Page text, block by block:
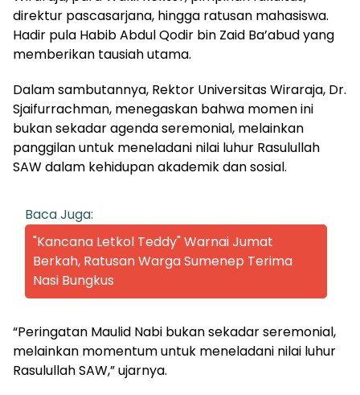
direktur pascasarjana, hingga ratusan mahasiswa.
Hadir pula Habib Abdul Qodir bin Zaid Ba’abud yang
memberikan tausiah utama.
Dalam sambutannya, Rektor Universitas Wiraraja, Dr.
Sjaifurrachman, menegaskan bahwa momen ini
bukan sekadar agenda seremonial, melainkan
panggilan untuk meneladani nilai luhur Rasulullah
SAW dalam kehidupan akademik dan sosial.
Baca Juga:
"Kancana Letkol Teddy" Warnai Jumat
Berkah, Ratusan Warga Sumenep Terima
Nasi Bungkus
“Peringatan Maulid Nabi bukan sekadar seremonial,
melainkan momentum untuk meneladani nilai luhur
Rasulullah SAW,” ujarnya.